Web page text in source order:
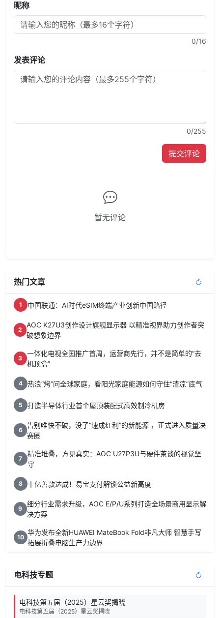
昵称
0/16
发表评论
0/255
提交评论
暂无评论
热门文章
1 中国联通：AI时代eSIM终端产业创新中国路径
2
AOC K27U3创作设计旗舰显示器 以精准视界助力创作者突
破想象边界
3
一体化电视全国推广首周，运营商先行，并不是简单的“去
机顶盒”
4 热浪“烤”问全球家庭，看阳光家庭能源如何守住“清凉”底气
5 打造半导体行业首个屋顶装配式高效制冷机房
6
告别唯快不破，没了“速成红利”的新能源 ，正式进入质量决
赛圈
7
精准堆叠，方见真实：AOC U27P3U与硬件茶谈的视觉坚
守
8 十亿善款达成！易宝支付解锁公益新高度
9
细分行业需求升级，AOC E/P/U系列打造全场景商用显示解
决方案
10
华为发布全新HUAWEI MateBook Fold非凡大师 智慧手写
拓展折叠电脑生产力边界
电科技专题
电科技第五届（2025）星云奖揭晓
电科技第五届（2025）星云奖揭晓